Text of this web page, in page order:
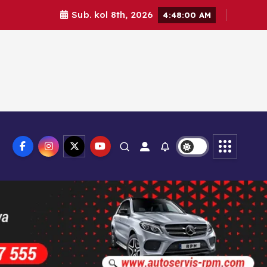
Sub. kol 8th, 2026 4:48:01 AM